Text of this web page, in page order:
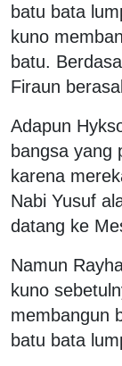
batu bata
kuno
batu.
Firaun
Adapun
bangsa yang
karena
Nabi Yusuf
datang ke
Namun
kuno
membangun
batu bata